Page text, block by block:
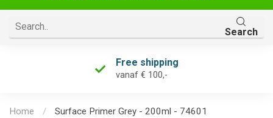
Search
Free shipping
vanaf € 100,-
Home / Surface Primer Grey - 200ml - 74601